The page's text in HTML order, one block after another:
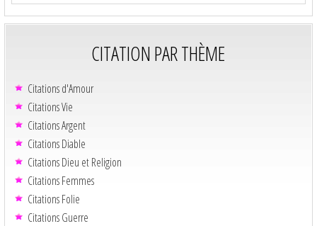
CITATION PAR THÈME
Citations d'Amour
Citations Vie
Citations Argent
Citations Diable
Citations Dieu et Religion
Citations Femmes
Citations Folie
Citations Guerre